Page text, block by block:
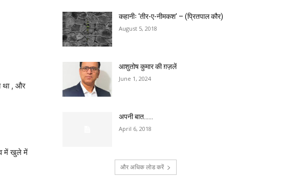
था , और
में खुले में
कहानीः ‘तीर-ए-नीमकश’ – (प्रितपाल कौर)
August 5, 2018
आशुतोष कुमार की ग़ज़लें
June 1, 2024
अपनी बात……
April 6, 2018
और अधिक लोड करें